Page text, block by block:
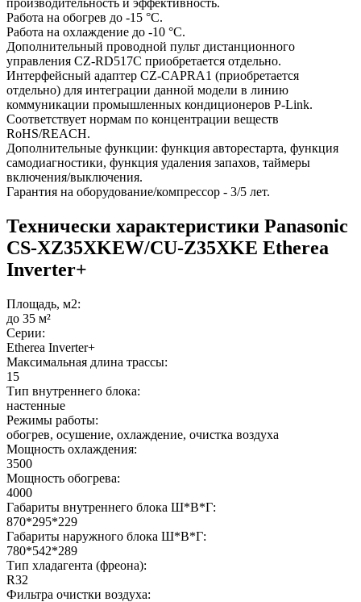
Работа на обогрев до -15 °С.
Работа на охлаждение до -10 °С.
Дополнительный проводной пульт дистанционного
управления CZ-RD517C приобретается отдельно.
Интерфейсный адаптер CZ-CAPRA1 (приобретается
отдельно) для интеграции данной модели в линию
коммуникации промышленных кондиционеров P-Link.
Соответствует нормам по концентрации веществ
RoHS/REACH.
Дополнительные функции: функция авторестарта, функция
самодиагностики, функция удаления запахов, таймеры
включения/выключения.
Гарантия на оборудование/компрессор - 3/5 лет.
Технически характеристики Panasonic
CS-XZ35XKEW/CU-Z35XKE Etherea
Inverter+
Площадь, м2:
до 35 м²
Серии:
Etherea Inverter+
Максимальная длина трассы:
15
Тип внутреннего блока:
настенные
Режимы работы:
обогрев, осушение, охлаждение, очистка воздуха
Мощность охлаждения:
3500
Мощность обогрева:
4000
Габариты внутреннего блока Ш*В*Г:
870*295*229
Габариты наружного блока Ш*В*Г:
780*542*289
Тип хладагента (фреона):
R32
Фильтра очистки воздуха: